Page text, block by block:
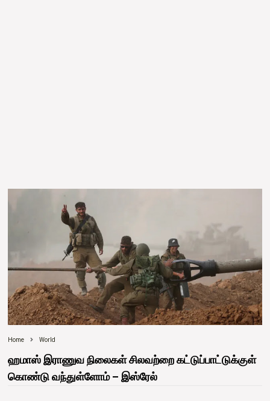
Home World
ஹமாஸ் இராணுவ நிலைகள் சிலவற்றை கட்டுப்பாட்டுக்குள்
கொண்டு வந்துள்ளோம் – இஸ்ரேல்